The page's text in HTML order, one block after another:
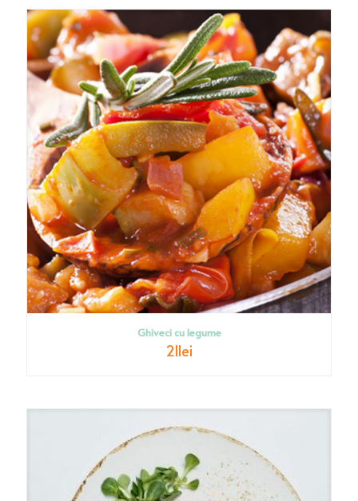
Ghiveci cu legume
21lei